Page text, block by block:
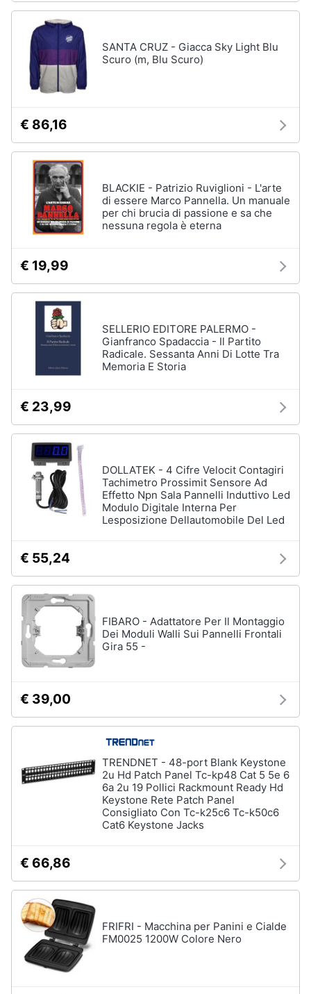
Brico
e
Giardinaggio
igiene
Beauty
Giocattoli
infanzia
Fotografia
Casalinghi
Abbigliamento
Sport
Animali
Motori
dvd
Festività
e
ricorrenze
Promozioni
Servizi
Blu-
Musica
Classica
film
DVD
Film
musicali
Colonne
Sonore
Musicali
Musica
Vedi
tutti
Personaggi
cristiano
contro
Sean
connery
Barbara
D'Urso
Vedi
tutti
SANTA CRUZ - Giacca Sky Light Blu
Scuro (m, Blu Scuro)
€ 86,16
BLACKIE - Patrizio Ruviglioni - L'arte
di essere Marco Pannella. Un manuale
per chi brucia di passione e sa che
nessuna regola è eterna
€ 19,99
SELLERIO EDITORE PALERMO -
Gianfranco Spadaccia - Il Partito
Radicale. Sessanta Anni Di Lotte Tra
Memoria E Storia
€ 23,99
DOLLATEK - 4 Cifre Velocit Contagiri
Tachimetro Prossimit Sensore Ad
Effetto Npn Sala Pannelli Induttivo Led
Modulo Digitale Interna Per
Lesposizione Dellautomobile Del Led
€ 55,24
FIBARO - Adattatore Per Il Montaggio
Dei Moduli Walli Sui Pannelli Frontali
Gira 55 -
€ 39,00
TRENDNET - 48-port Blank Keystone
2u Hd Patch Panel Tc-kp48 Cat 5 5e 6
6a 2u 19 Pollici Rackmount Ready Hd
Keystone Rete Patch Panel
Consigliato Con Tc-k25c6 Tc-k50c6
Cat6 Keystone Jacks
€ 66,86
FRIFRI - Macchina per Panini e Cialde
FM0025 1200W Colore Nero